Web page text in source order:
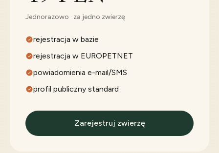
Jednorazowo · za jedno zwierzę
rejestracja w bazie
rejestracja w EUROPETNET
powiadomienia e-mail/SMS
profil publiczny standard
Zarejestruj zwierzę